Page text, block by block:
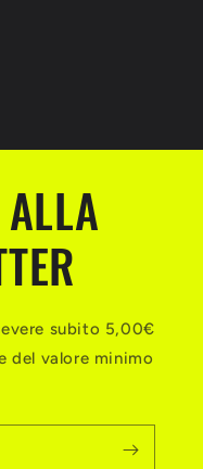
subito 5,00€
del valore minimo